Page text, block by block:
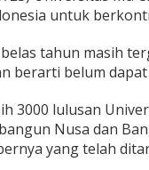
untuk
tahun masih
berarti belum
3000 lulusan
Nusa dan
yang telah